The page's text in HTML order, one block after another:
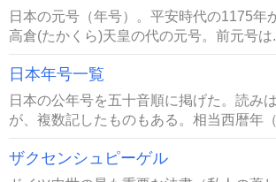
日本の元号（年号）。平安時代の1175年
高倉(たかくら)天皇の代の元号。前元号は...
日本年号一覧
日本の公年号を五十音順に掲げた。読み
が、複数記したものもある。相当西暦年（
ザクセンシュピーゲル